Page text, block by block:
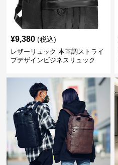
¥9,380 (税込)
レザーリュック 本革調ストライ
プデザインビジネスリュック